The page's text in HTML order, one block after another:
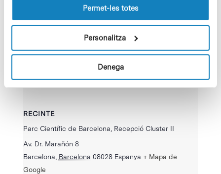
Permet-les totes
Personalitza
Denega
RECINTE
Parc Científic de Barcelona, Recepció Cluster II
Av. Dr. Marañón 8
Barcelona Barcelona 08028 Espanya + Mapa de
Google